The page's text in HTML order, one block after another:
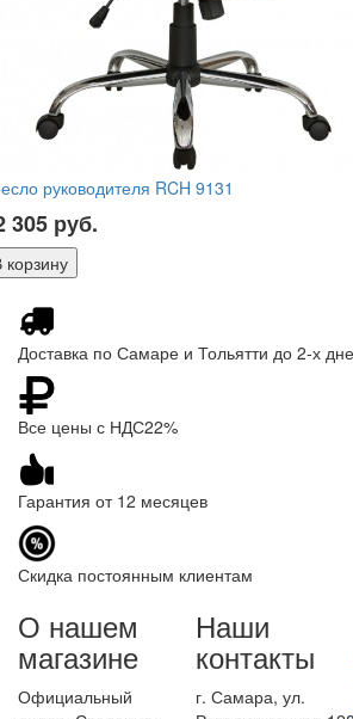
руководителя RCH 9131
305 руб.
Доставка по Самаре и Тольятти до 2-х
Все цены с НДС22%
Гарантия от 12 месяцев
Скидка постоянным клиентам
О нашем
магазине
Официальный
Наши
контакты
г. Самара, ул.